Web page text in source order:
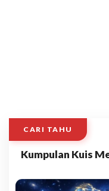
CARI TAHU
Kumpulan Kuis